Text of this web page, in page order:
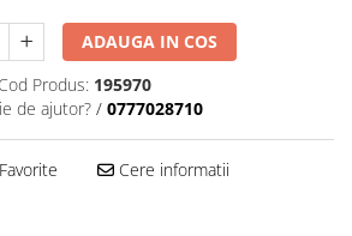
ADAUGA IN COS
Cod Produs: 195970
de ajutor? / 0777028710
Cere informatii